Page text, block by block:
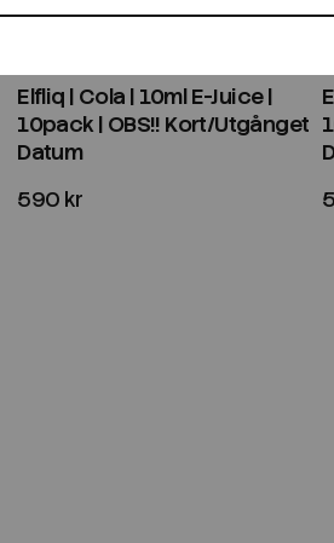
Bevaka
Elfliq | Cola | 10ml E-Juice |
10pack | OBS!! Kort/Utgånget
Datum
590 kr